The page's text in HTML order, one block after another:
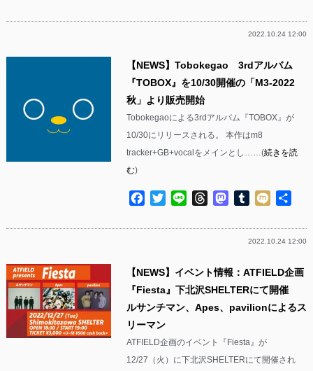
2022.10.24 12:00
【NEWS】Tobokegao 3rdアルバム
『TOBOX』を10/30開催の「M3-2022
秋」より販売開始
Tobokegaoによる3rdアルバム『TOBOX』が
10/30にリリースされる。 本作はm8
tracker+GB+vocalをメインとし……(続きを読
む)
Facebook
TwitterLine ThreadsMastodon
Tumblr
Mixi
2022.10.24 12:00
【NEWS】イベント情報：ATFIELD企画
『Fiesta』下北沢SHELTERにて開催
ルサンチマン、Apes、pavilionによるス
リーマン
ATFIELD企画のイベント『Fiesta』が
12/27（火）に下北沢SHELTERにて開催され